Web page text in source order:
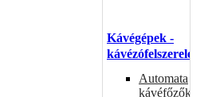
Kávégépek -
kávézófelszerelés
Automata
kávéfőzők